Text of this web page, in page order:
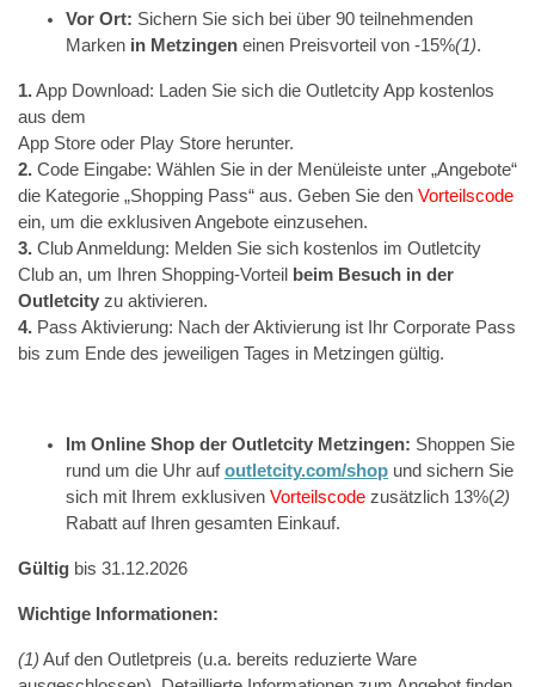
Vor Ort: Sichern Sie sich bei über 90 teilnehmenden
Marken in Metzingen einen Preisvorteil von -15%(1).
1.App Download: Laden Sie sich die Outletcity App kostenlos
aus dem
App Store oder Play Store herunter.
2. Code Eingabe: Wählen Sie in der Menüleiste unter „Angebote“
die Kategorie „Shopping Pass“ aus. Geben Sie den Vorteilscode
ein, um die exklusiven Angebote einzusehen.
3. Club Anmeldung: Melden Sie sich kostenlos im Outletcity
Club an, um Ihren Shopping-Vorteil
beim Besuch in der
Outletcity zu aktivieren.
4. Pass Aktivierung: Nach der Aktivierung ist Ihr Corporate Pass
bis zum Ende des jeweiligen Tages in Metzingen gültig.
Im Online Shop der Outletcity Metzingen: Shoppen Sie
rund um die Uhr aufoutletcity.com/shop und sichern Sie
sich mit Ihrem exklusiven Vorteilscode zusätzlich 13%(2)
Rabatt auf Ihren gesamten Einkauf.
Gültig bis 31.12.2026
Wichtige Informationen:
(1) Auf den Outletpreis (u.a. bereits reduzierte Ware